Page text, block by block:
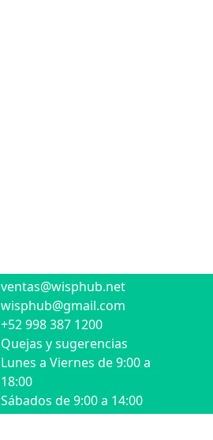
ventas@wisphub.net
wisphub@gmail.com
+52 998 387 1200
Quejas y sugerencias
Lunes a Viernes de 9:00 a
18:00
Sábados de 9:00 a 14:00